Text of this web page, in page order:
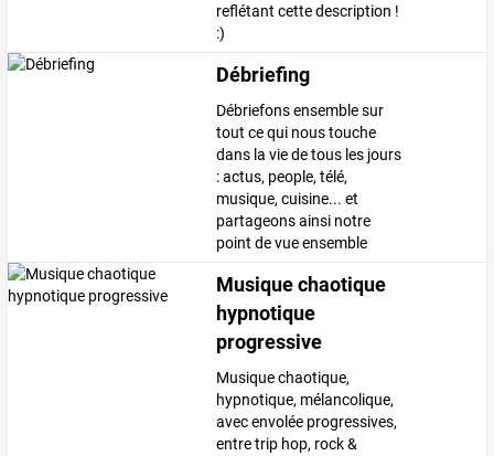
reflétant cette description !
:)
Débriefing
Débriefons ensemble sur
tout ce qui nous touche
dans la vie de tous les jours
: actus, people, télé,
musique, cuisine... et
partageons ainsi notre
point de vue ensemble
Musique chaotique
hypnotique
progressive
Musique chaotique,
hypnotique, mélancolique,
avec envolée progressives,
entre trip hop, rock &